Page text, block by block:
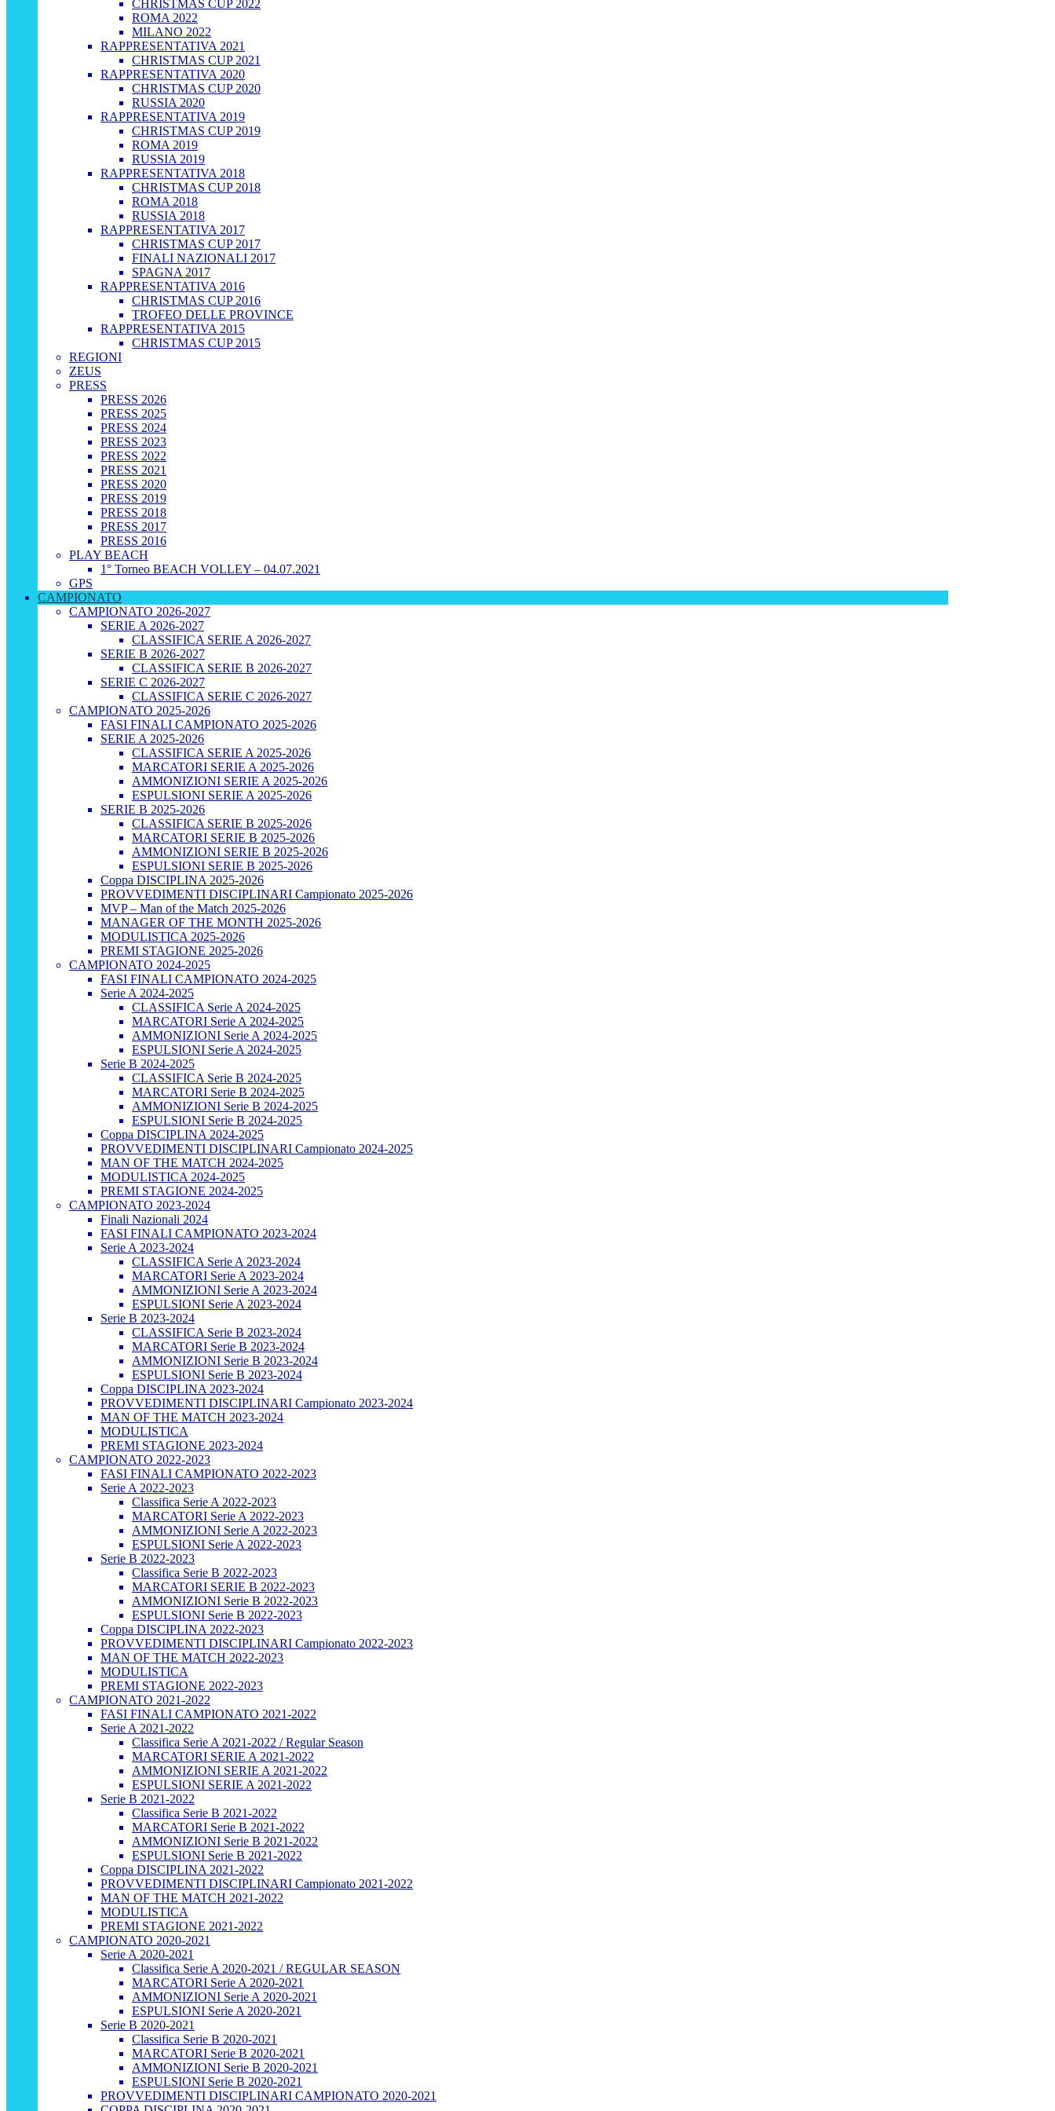
CHRISTMAS CUP 2022
ROMA 2022
MILANO 2022
RAPPRESENTATIVA 2021
CHRISTMAS CUP 2021
RAPPRESENTATIVA 2020
CHRISTMAS CUP 2020
RUSSIA 2020
RAPPRESENTATIVA 2019
CHRISTMAS CUP 2019
ROMA 2019
RUSSIA 2019
RAPPRESENTATIVA 2018
CHRISTMAS CUP 2018
ROMA 2018
RUSSIA 2018
RAPPRESENTATIVA 2017
CHRISTMAS CUP 2017
FINALI NAZIONALI 2017
SPAGNA 2017
RAPPRESENTATIVA 2016
CHRISTMAS CUP 2016
TROFEO DELLE PROVINCE
RAPPRESENTATIVA 2015
CHRISTMAS CUP 2015
REGIONI
ZEUS
PRESS
PRESS 2026
PRESS 2025
PRESS 2024
PRESS 2023
PRESS 2022
PRESS 2021
PRESS 2020
PRESS 2019
PRESS 2018
PRESS 2017
PRESS 2016
PLAY BEACH
1° Torneo BEACH VOLLEY – 04.07.2021
GPS
CAMPIONATO
CAMPIONATO 2026-2027
SERIE A 2026-2027
CLASSIFICA SERIE A 2026-2027
SERIE B 2026-2027
CLASSIFICA SERIE B 2026-2027
SERIE C 2026-2027
CLASSIFICA SERIE C 2026-2027
CAMPIONATO 2025-2026
FASI FINALI CAMPIONATO 2025-2026
SERIE A 2025-2026
CLASSIFICA SERIE A 2025-2026
MARCATORI SERIE A 2025-2026
AMMONIZIONI SERIE A 2025-2026
ESPULSIONI SERIE A 2025-2026
SERIE B 2025-2026
CLASSIFICA SERIE B 2025-2026
MARCATORI SERIE B 2025-2026
AMMONIZIONI SERIE B 2025-2026
ESPULSIONI SERIE B 2025-2026
Coppa DISCIPLINA 2025-2026
PROVVEDIMENTI DISCIPLINARI Campionato 2025-2026
MVP – Man of the Match 2025-2026
MANAGER OF THE MONTH 2025-2026
MODULISTICA 2025-2026
PREMI STAGIONE 2025-2026
CAMPIONATO 2024-2025
FASI FINALI CAMPIONATO 2024-2025
Serie A 2024-2025
CLASSIFICA Serie A 2024-2025
MARCATORI Serie A 2024-2025
AMMONIZIONI Serie A 2024-2025
ESPULSIONI Serie A 2024-2025
Serie B 2024-2025
CLASSIFICA Serie B 2024-2025
MARCATORI Serie B 2024-2025
AMMONIZIONI Serie B 2024-2025
ESPULSIONI Serie B 2024-2025
Coppa DISCIPLINA 2024-2025
PROVVEDIMENTI DISCIPLINARI Campionato 2024-2025
MAN OF THE MATCH 2024-2025
MODULISTICA 2024-2025
PREMI STAGIONE 2024-2025
CAMPIONATO 2023-2024
Finali Nazionali 2024
FASI FINALI CAMPIONATO 2023-2024
Serie A 2023-2024
CLASSIFICA Serie A 2023-2024
MARCATORI Serie A 2023-2024
AMMONIZIONI Serie A 2023-2024
ESPULSIONI Serie A 2023-2024
Serie B 2023-2024
CLASSIFICA Serie B 2023-2024
MARCATORI Serie B 2023-2024
AMMONIZIONI Serie B 2023-2024
ESPULSIONI Serie B 2023-2024
Coppa DISCIPLINA 2023-2024
PROVVEDIMENTI DISCIPLINARI Campionato 2023-2024
MAN OF THE MATCH 2023-2024
MODULISTICA
PREMI STAGIONE 2023-2024
CAMPIONATO 2022-2023
FASI FINALI CAMPIONATO 2022-2023
Serie A 2022-2023
Classifica Serie A 2022-2023
MARCATORI Serie A 2022-2023
AMMONIZIONI Serie A 2022-2023
ESPULSIONI Serie A 2022-2023
Serie B 2022-2023
Classifica Serie B 2022-2023
MARCATORI SERIE B 2022-2023
AMMONIZIONI Serie B 2022-2023
ESPULSIONI Serie B 2022-2023
Coppa DISCIPLINA 2022-2023
PROVVEDIMENTI DISCIPLINARI Campionato 2022-2023
MAN OF THE MATCH 2022-2023
MODULISTICA
PREMI STAGIONE 2022-2023
CAMPIONATO 2021-2022
FASI FINALI CAMPIONATO 2021-2022
Serie A 2021-2022
Classifica Serie A 2021-2022 / Regular Season
MARCATORI SERIE A 2021-2022
AMMONIZIONI SERIE A 2021-2022
ESPULSIONI SERIE A 2021-2022
Serie B 2021-2022
Classifica Serie B 2021-2022
MARCATORI Serie B 2021-2022
AMMONIZIONI Serie B 2021-2022
ESPULSIONI Serie B 2021-2022
Coppa DISCIPLINA 2021-2022
PROVVEDIMENTI DISCIPLINARI Campionato 2021-2022
MAN OF THE MATCH 2021-2022
MODULISTICA
PREMI STAGIONE 2021-2022
CAMPIONATO 2020-2021
Serie A 2020-2021
Classifica Serie A 2020-2021 / REGULAR SEASON
MARCATORI Serie A 2020-2021
AMMONIZIONI Serie A 2020-2021
ESPULSIONI Serie A 2020-2021
Serie B 2020-2021
Classifica Serie B 2020-2021
MARCATORI Serie B 2020-2021
AMMONIZIONI Serie B 2020-2021
ESPULSIONI Serie B 2020-2021
PROVVEDIMENTI DISCIPLINARI CAMPIONATO 2020-2021